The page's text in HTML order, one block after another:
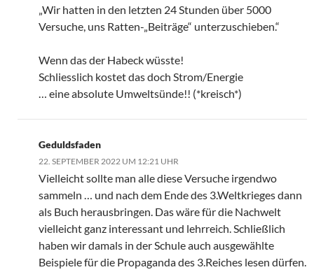
„Wir hatten in den letzten 24 Stunden über 5000
Versuche, uns Ratten-„Beiträge“ unterzuschieben.“
Wenn das der Habeck wüsste!
Schliesslich kostet das doch Strom/Energie
… eine absolute Umweltsünde!! (*kreisch*)
Geduldsfaden
22. SEPTEMBER 2022 UM 12:21 UHR
Vielleicht sollte man alle diese Versuche irgendwo
sammeln … und nach dem Ende des 3.Weltkrieges dann
als Buch herausbringen. Das wäre für die Nachwelt
vielleicht ganz interessant und lehrreich. Schließlich
haben wir damals in der Schule auch ausgewählte
Beispiele für die Propaganda des 3.Reiches lesen dürfen.